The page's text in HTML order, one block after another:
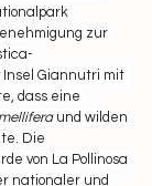
zur
Giannutri mit
dass eine
und wilden
Die
von La Pollinosa
nationaler und